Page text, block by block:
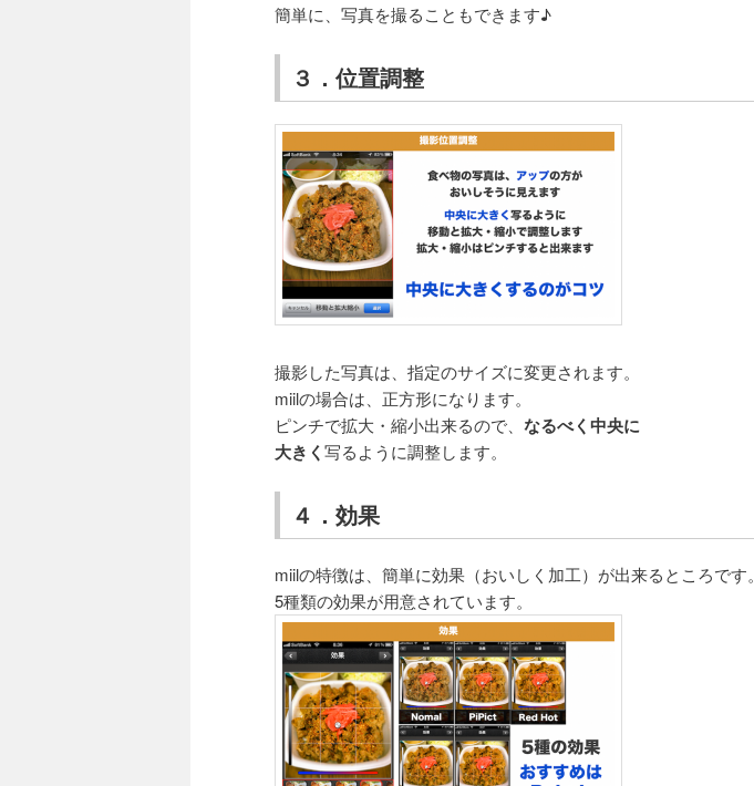
簡単に、写真を撮ることもできます♪
３．位置調整
撮影した写真は、指定のサイズに変更されます。
miilの場合は、正方形になります。
ピンチで拡大・縮小出来るので、 なるべく中央に
大きく写るように調整します。
４．効果
miilの特徴は、簡単に効果（おいしく加工）が出来るところです。
5種類の効果が用意されています。